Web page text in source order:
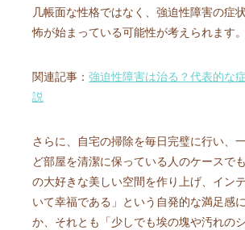
几帳面な性格ではなく、強迫性障害の症
怖が始まっている可能性が考えられます。
関連記事： 強迫性障害は治る？代表的な
説
さらに、自宅の掃除を毎日完璧に行い、
ど部屋を清潔に保っている人のケースで
の大好きな美しい空間を作り上げ、イン
いて幸福である」という自発的な満足感
か、それとも「少しでも埃の塊や汚れの